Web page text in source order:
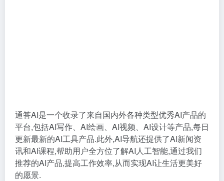
通答AI是一个收录了来自国内外各种类型优秀AI产品的
平台,包括AI写作、AI绘画、AI视频、AI设计等产品,每日
更新最新的AI工具产品.此外,AI导航还提供了AI新闻资
讯和AI课程,帮助用户全方位了解AI人工智能,通过我们
推荐的AI产品,提高工作效率,从而实现AI让生活更美好
的愿景.